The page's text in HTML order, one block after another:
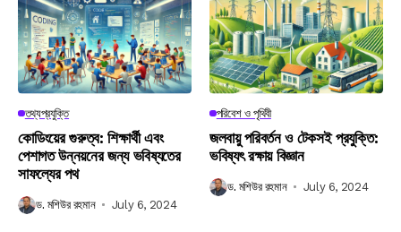
তথ্যপ্রযুক্তি
কোডিংয়ের গুরুত্ব: শিক্ষার্থী এবং
পেশাগত উন্নয়নের জন্য ভবিষ্যতের
সাফল্যের পথ
ড. মশিউর রহমান July 6, 2024
পরিবেশ ও পৃথিবী
জলবায়ু পরিবর্তন ও টেকসই প্রযুক্তি:
ভবিষ্যৎ রক্ষায় বিজ্ঞান
ড. মশিউর রহমান July 6, 2024